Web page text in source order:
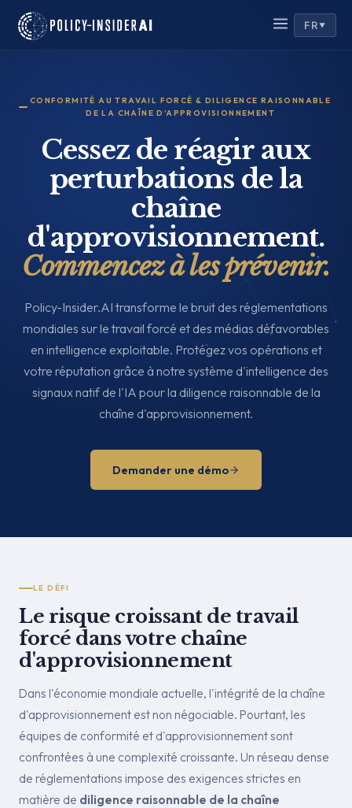
FR ▼
CONFORMITÉ AU TRAVAIL FORCÉ & DILIGENCE RAISONNABLE
DE LA CHAÎNE D'APPROVISIONNEMENT
Cessez de réagir aux
perturbations de la
chaîne
d'approvisionnement.
Commencez à les prévenir.
Policy-Insider.AI transforme le bruit des réglementations
mondiales sur le travail forcé et des médias défavorables
en intelligence exploitable. Protégez vos opérations et
votre réputation grâce à notre système d'intelligence des
signaux natif de l'IA pour la diligence raisonnable de la
chaîne d'approvisionnement.
Demander une démo
LE DÉFI
Le risque croissant de travail
forcé dans votre chaîne
d'approvisionnement
Dans l'économie mondiale actuelle, l'intégrité de la chaîne
d'approvisionnement est non négociable. Pourtant, les
équipes de conformité et d'approvisionnement sont
confrontées à une complexité croissante. Un réseau dense
de réglementations impose des exigences strictes en
matière de diligence raisonnable de la chaîne